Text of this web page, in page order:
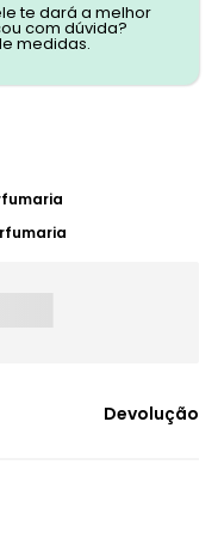
te dará a melhor
com dúvida?
medidas.
Devolução